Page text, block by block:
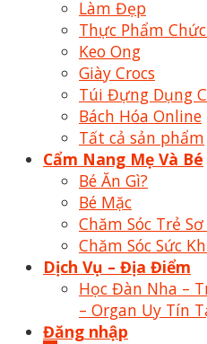
Làm Đẹp
Thực Phẩm
Keo Ong
Giày Crocs
Túi Đựng Dụng
Bách Hóa Online
Tất cả sản phẩm
Cẩm Nang Mẹ Và Bé
Bé Ăn Gì?
Bé Mặc
Chăm Sóc Trẻ
Chăm Sóc Sức
Dịch Vụ – Địa Điểm
Học Đàn Nha –
– Organ Uy Tín
Đăng nhập